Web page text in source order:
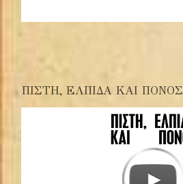
ΠΙΣΤΗ, ΕΛΠΙΔΑ ΚΑΙ ΠΟΝΟΣ